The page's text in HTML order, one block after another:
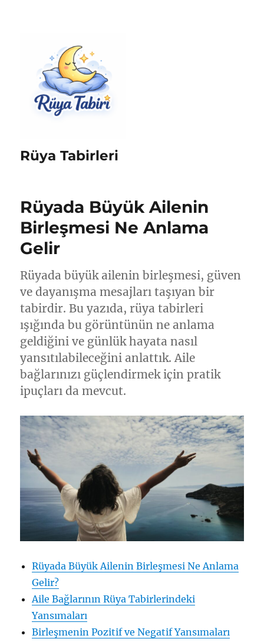
Rüya Tabirleri
Rüyada Büyük Ailenin
Birleşmesi Ne Anlama
Gelir
Rüyada büyük ailenin birleşmesi, güven
ve dayanışma mesajları taşıyan bir
tabirdir. Bu yazıda, rüya tabirleri
ışığında bu görüntünün ne anlama
geldiğini ve günlük hayata nasıl
yansıtılabileceğini anlattık. Aile
bağlarınızı güçlendirmek için pratik
ipuçları da mevcut.
Rüyada Büyük Ailenin Birleşmesi Ne Anlama
Gelir?
Aile Bağlarının Rüya Tabirlerindeki
Yansımaları
Birleşmenin Pozitif ve Negatif Yansımaları